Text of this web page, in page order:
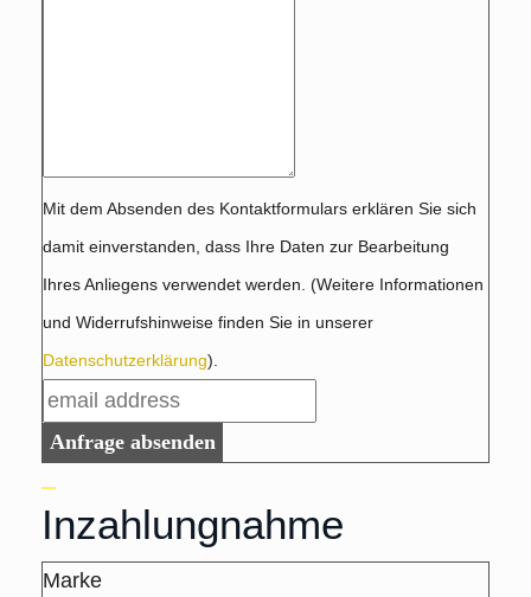
Mit dem Absenden des Kontaktformulars erklären Sie sich
damit einverstanden, dass Ihre Daten zur Bearbeitung
Ihres Anliegens verwendet werden. (Weitere Informationen
und Widerrufshinweise finden Sie in unserer
Datenschutzerklärung).
Anfrage absenden
Inzahlungnahme
Marke